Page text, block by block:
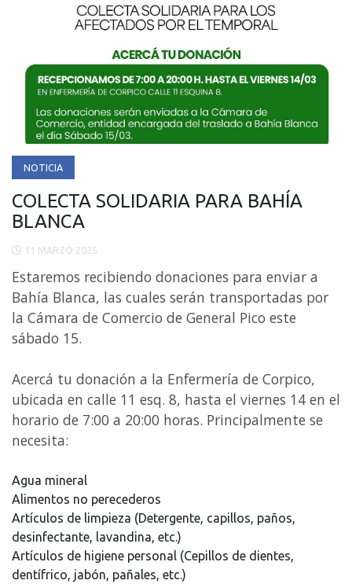
NOTICIA
COLECTA SOLIDARIA PARA BAHÍA
BLANCA
11 MARZO 2025
Estaremos recibiendo donaciones para enviar a
Bahía Blanca, las cuales serán transportadas por
la Cámara de Comercio de General Pico este
sábado 15.
Acercá tu donación a la Enfermería de Corpico,
ubicada en calle 11 esq. 8, hasta el viernes 14 en el
horario de 7:00 a 20:00 horas. Principalmente se
necesita:
Agua mineral
Alimentos no perecederos
Artículos de limpieza (Detergente, capillos, paños,
desinfectante, lavandina, etc.)
Artículos de higiene personal (Cepillos de dientes,
dentífrico, jabón, pañales, etc.)